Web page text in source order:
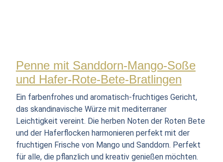
Penne mit Sanddorn-Mango-Soße
und Hafer-Rote-Bete-Bratlingen
Ein farbenfrohes und aromatisch-fruchtiges Gericht,
das skandinavische Würze mit mediterraner
Leichtigkeit vereint. Die herben Noten der Roten Bete
und der Haferflocken harmonieren perfekt mit der
fruchtigen Frische von Mango und Sanddorn. Perfekt
für alle, die pflanzlich und kreativ genießen möchten.